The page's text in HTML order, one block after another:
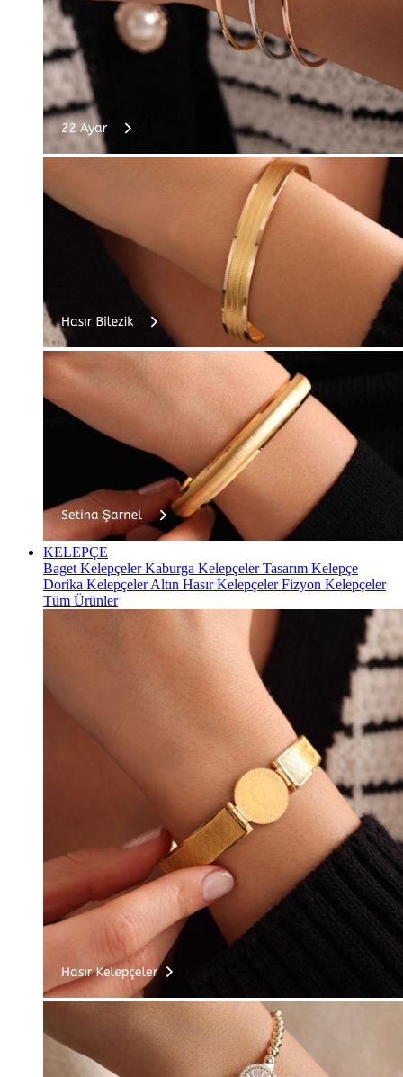
KELEPÇE
Baget KelepçelerKaburga KelepçelerTasarım Kelepçe
Dorika KelepçelerAltın Hasır KelepçelerFizyon Kelepçeler
Tüm Ürünler